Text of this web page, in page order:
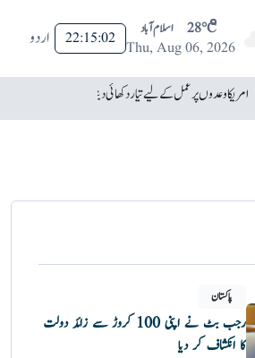
28°C
اسلام آباد
Thu, Aug 06, 2026
22:15:02 اردو
پاکستان
رجب بٹ نے اپنی 100 کروڑ سے زائد دولت
کا انکشاف کر دیا